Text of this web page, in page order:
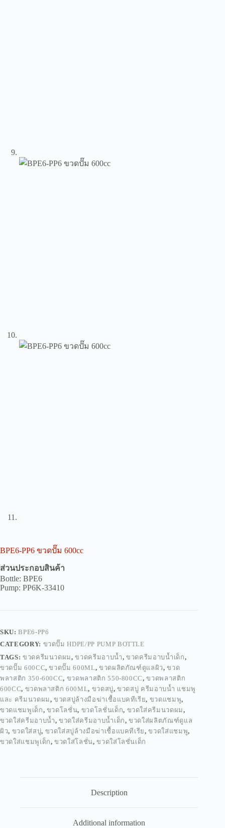
BPE6-PP6 ขวดปั๊ม 600cc
ส่วนประกอบสินค้า
Bottle: BPE6
Pump: PP6K-33410
SKU:BPE6-PP6
CATEGORY: ขวดปั๊ม HDPE/PP PUMP BOTTLE
TAGS: ขวดครีมนวดผม,ขวดครีมอาบน้ำ,ขวดครีมอาบน้ำเด็ก,
ขวดปั๊ม 600CC,ขวดปั๊ม 600ML, ขวดผลิตภัณฑ์ดูแลผิว,ขวด
พลาสติก 350-600CC, ขวดพลาสติก 550-800CC,ขวดพลาสติก
600CC, ขวดพลาสติก 600ML, ขวดสบู่,ขวดสบู่ ครีมอาบน้ำ แชมพู
และ ครีมนวดผม,ขวดสบู่ล้างมือฆ่าเชื้อแบคทีเรีย, ขวดแชมพู,
ขวดแชมพูเด็ก, ขวดโลชั่น, ขวดโลชั่นเด็ก, ขวดใส่ครีมนวดผม,
ขวดใส่ครีมอาบน้ำ,ขวดใส่ครีมอาบน้ำเด็ก,ขวดใส่ผลิตภัณฑ์ดูแล
ผิว, ขวดใส่สบู่, ขวดใส่สบู่ล้างมือฆ่าเชื้อแบคทีเรีย,ขวดใส่แชมพู,
ขวดใส่แชมพูเด็ก,ขวดใส่โลชั่น,ขวดใส่โลชั่นเด็ก
Description
Additional information